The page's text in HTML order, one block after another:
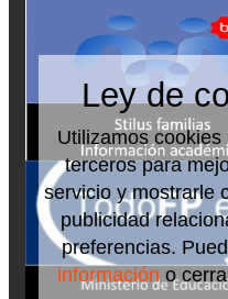
Ley de
Utilizamos cookies
terceros para
servicio y mostrarle
publicidad
preferencias.
información o